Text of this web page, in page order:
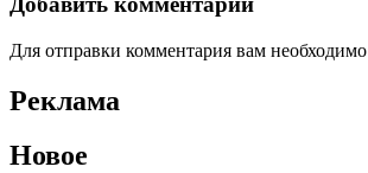
Для отправки комментария вам необходимо
Реклама
Новое